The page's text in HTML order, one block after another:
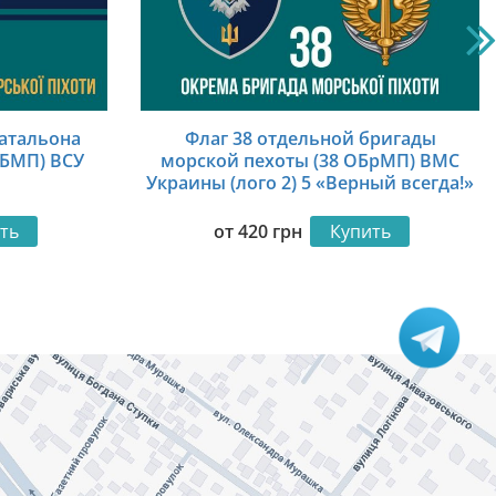
ВСУ
Флаг 38 отдельной бригады
морской пехоты (38 ОБрМП) ВМС
Украины (лого 2) 5 «Верный всегда!»
от420 грн Купить